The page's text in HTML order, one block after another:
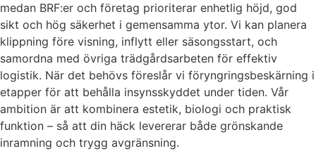
medan BRF:er och företag prioriterar enhetlig höjd, god
sikt och hög säkerhet i gemensamma ytor. Vi kan planera
klippning före visning, inflytt eller säsongsstart, och
samordna med övriga trädgårdsarbeten för effektiv
logistik. När det behövs föreslår vi föryngringsbeskärning i
etapper för att behålla insynsskyddet under tiden. Vår
ambition är att kombinera estetik, biologi och praktisk
funktion – så att din häck levererar både grönskande
inramning och trygg avgränsning.